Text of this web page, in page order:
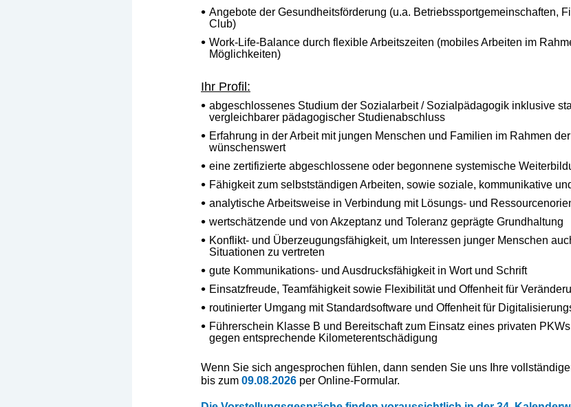
Angebote der Gesundheitsförderung (u.a. Betriebssportgemeinschaften,
Club)
Work-Life-Balance durch flexible Arbeitszeiten (mobiles Arbeiten im
Möglichkeiten)
Ihr Profil:
abgeschlossenes Studium der Sozialarbeit / Sozialpädagogik inklusive
vergleichbarer pädagogischer Studienabschluss
Erfahrung in der Arbeit mit jungen Menschen und Familien im Rahmen
wünschenswert
eine zertifizierte abgeschlossene oder begonnene systemische
Fähigkeit zum selbstständigen Arbeiten, sowie soziale, kommunikative
analytische Arbeitsweise in Verbindung mit Lösungs- und
wertschätzende und von Akzeptanz und Toleranz geprägte Grundhaltung
Konflikt- und Überzeugungsfähigkeit, um Interessen junger Menschen
Situationen zu vertreten
gute Kommunikations- und Ausdrucksfähigkeit in Wort und Schrift
Einsatzfreude, Teamfähigkeit sowie Flexibilität und Offenheit für
routinierter Umgang mit Standardsoftware und Offenheit für
Führerschein Klasse B und Bereitschaft zum Einsatz eines privaten
gegen entsprechende Kilometerentschädigung
Wenn Sie sich angesprochen fühlen, dann senden Sie uns Ihre
bis zum 09.08.2026 per Online-Formular.